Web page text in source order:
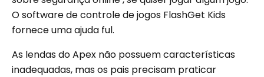
O software de controle de jogos FlashGet Kids
fornece uma ajuda ful.
As lendas do Apex não possuem características
inadequadas, mas os pais precisam praticar